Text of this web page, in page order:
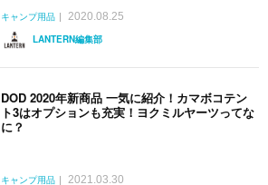
キャンプ用品
2020.08.25
LANTERN編集部
DOD 2020年新商品 一気に紹介！カマボコテン
ト3はオプションも充実！ヨクミルヤーツってな
に？
キャンプ用品
2021.03.30